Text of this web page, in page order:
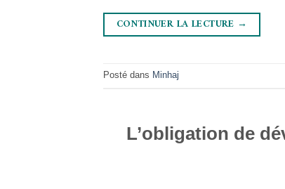
CONTINUER LA LECTURE →
Posté dans Minhaj
L’obligation de